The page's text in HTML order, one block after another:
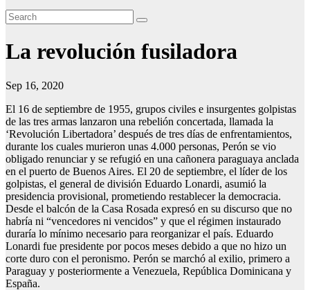
La revolución fusiladora
Sep 16, 2020
El 16 de septiembre de 1955, grupos civiles e insurgentes golpistas
de las tres armas lanzaron una rebelión concertada, llamada la
‘Revolución Libertadora’ después de tres días de enfrentamientos,
durante los cuales murieron unas 4.000 personas, Perón se vio
obligado renunciar y se refugió en una cañonera paraguaya anclada
en el puerto de Buenos Aires. El 20 de septiembre, el líder de los
golpistas, el general de división Eduardo Lonardi, asumió la
presidencia provisional, prometiendo restablecer la democracia.
Desde el balcón de la Casa Rosada expresó en su discurso que no
habría ni “vencedores ni vencidos” y que el régimen instaurado
duraría lo mínimo necesario para reorganizar el país. Eduardo
Lonardi fue presidente por pocos meses debido a que no hizo un
corte duro con el peronismo. Perón se marchó al exilio, primero a
Paraguay y posteriormente a Venezuela, República Dominicana y
España.